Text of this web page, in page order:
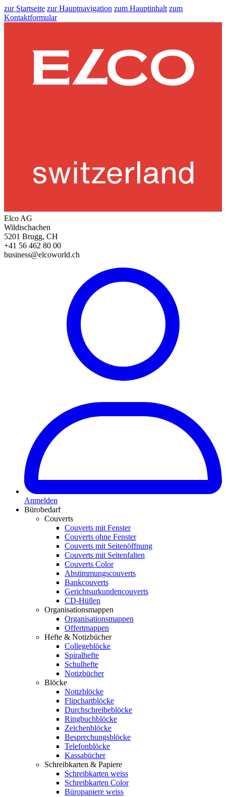
zur Startseite zur Hauptnavigation zum Hauptinhalt zum
Kontaktformular
Elco AG
Wildischachen
5201 Brugg, CH
+41 56 462 80 00
business@elcoworld.ch
Anmelden
Bürobedarf
Couverts
Couverts mit Fenster
Couverts ohne Fenster
Couverts mit Seitenöffnung
Couverts mit Seitenfalten
Couverts Color
Abstimmungscouverts
Bankcouverts
Gerichtsurkundencouverts
CD-Hüllen
Organisationsmappen
Organisationsmappen
Offertmappen
Hefte & Notizbücher
Collegeblöcke
Spiralhefte
Schulhefte
Notizbücher
Blöcke
Notizblöcke
Flipchartblöcke
Durchschreibeblöcke
Ringbuchblöcke
Zeichenblöcke
Besprechungsblöcke
Telefonblöcke
Kassabücher
Schreibkarten & Papiere
Schreibkarten weiss
Schreibkarten Color
Büropapiere weiss